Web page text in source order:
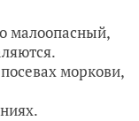
малоопасный,
моркови,